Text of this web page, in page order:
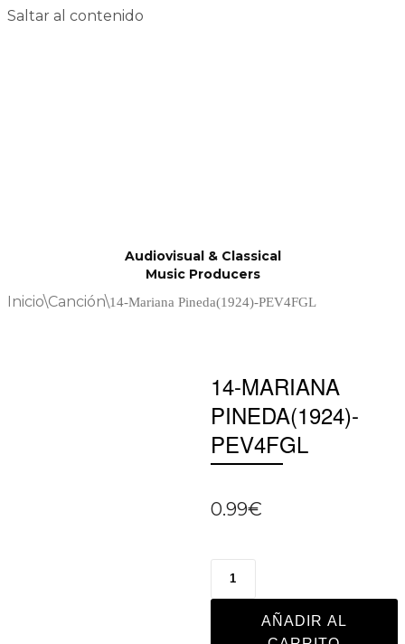
Saltar al contenido
Audiovisual & Classical
Music Producers
Inicio\Canción\14-Mariana Pineda(1924)-PEV4FGL
14-MARIANA
PINEDA(1924)-
PEV4FGL
0.99€
AÑADIR AL